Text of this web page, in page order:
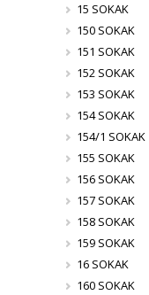
15 SOKAK
150 SOKAK
151 SOKAK
152 SOKAK
153 SOKAK
154 SOKAK
154/1 SOKAK
155 SOKAK
156 SOKAK
157 SOKAK
158 SOKAK
159 SOKAK
16 SOKAK
160 SOKAK